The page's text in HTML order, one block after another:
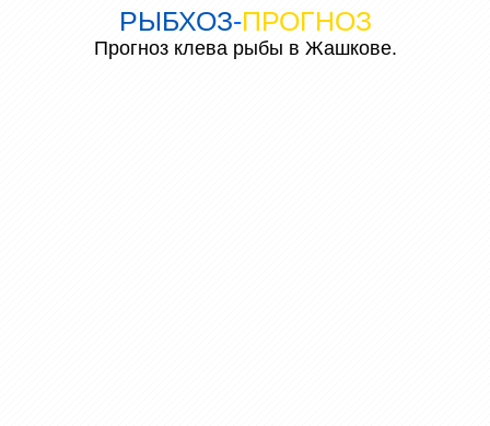
РЫБХОЗ-ПРОГНОЗ
Прогноз клева рыбы в Жашкове.